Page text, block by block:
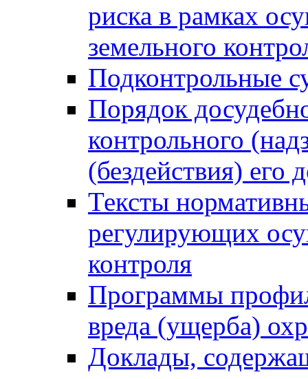
риска в рамках
земельного
Подконтрольные
Порядок
контрольного
(бездействия)
Тексты
регулирующих
контроля
Программы
вреда (ущерба)
Доклады,